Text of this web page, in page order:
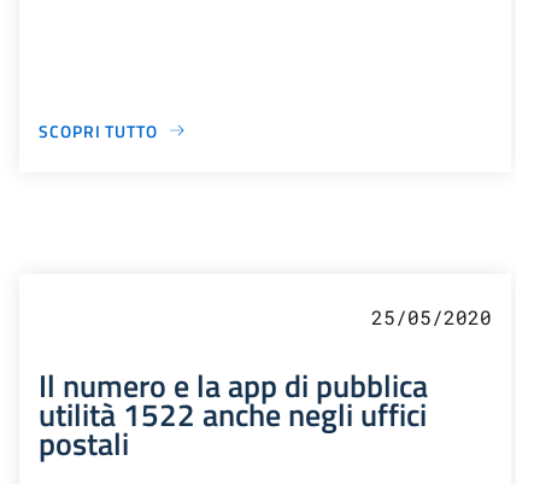
SCOPRI TUTTO
25/05/2020
Il numero e la app di pubblica
utilità 1522 anche negli uffici
postali